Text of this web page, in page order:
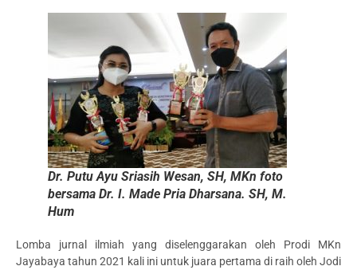
Dr. Putu Ayu Sriasih Wesan, SH, MKn foto
bersama Dr. I. Made Pria Dharsana. SH, M.
Hum
Lomba jurnal ilmiah yang diselenggarakan oleh Prodi MKn
Jayabaya tahun 2021 kali ini untuk juara pertama di raih oleh Jodi